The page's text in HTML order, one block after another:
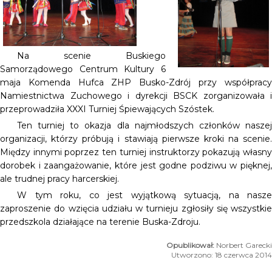
Na scenie Buskiego
Samorządowego Centrum Kultury 6
maja Komenda Hufca ZHP Busko-Zdrój przy współpracy
Namiestnictwa Zuchowego i dyrekcji BSCK zorganizowała i
przeprowadziła XXXI Turniej Śpiewających Szóstek.
Ten turniej to okazja dla najmłodszych członków naszej
organizacji, którzy próbują i stawiają pierwsze kroki na scenie.
Między innymi poprzez ten turniej instruktorzy pokazują własny
dorobek i zaangażowanie, które jest godne podziwu w pięknej,
ale trudnej pracy harcerskiej.
W tym roku, co jest wyjątkową sytuacją, na nasze
zaproszenie do wzięcia udziału w turnieju zgłosiły się wszystkie
przedszkola działające na terenie Buska-Zdroju.
Norbert Garecki
Utworzono: 18 czerwca 2014